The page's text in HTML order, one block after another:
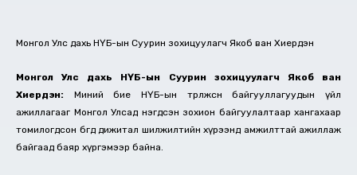
Монгол Улс дахь НҮБ-ын Суурин зохицуулагч Якоб ван Хиердэн
Монгол Улс дахь НҮБ-ын Суурин зохицуулагч Якоб ван
Хиердэн: Миний бие НҮБ-ын төрөлжсөн байгууллагуудын үйл
ажиллагааг Монгол Улсад нэгдсэн зохион байгуулалтаар хангахаар
томилогдсон бөгөөд дижитал шилжилтийн хүрээнд амжилттай ажиллаж
байгаад баяр хүргэмээр байна.